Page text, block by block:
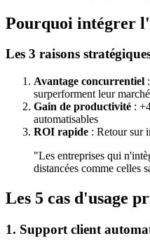
Pourquoi intégrer
Les 3 raisons
Avantage concurrentiel
surperforment leur marché
Gain de productivité :
automatisables
ROI rapide : Retour sur
"Les entreprises qui
distancées comme celles
Les 5 cas d'usage
1. Support client